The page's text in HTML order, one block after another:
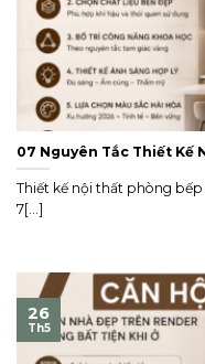
07 Nguyên Tắc Thiết Kế
Thiết kế nội thất phòng
7[...]
26
Th5